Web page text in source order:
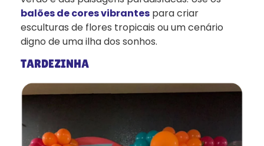
balões de cores vibrantes para criar
esculturas de flores tropicais ou um cenário
digno de uma ilha dos sonhos.
TARDEZINHA